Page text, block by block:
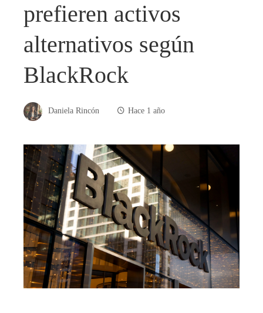
prefieren activos
alternativos según
BlackRock
Daniela Rincón Hace 1 año